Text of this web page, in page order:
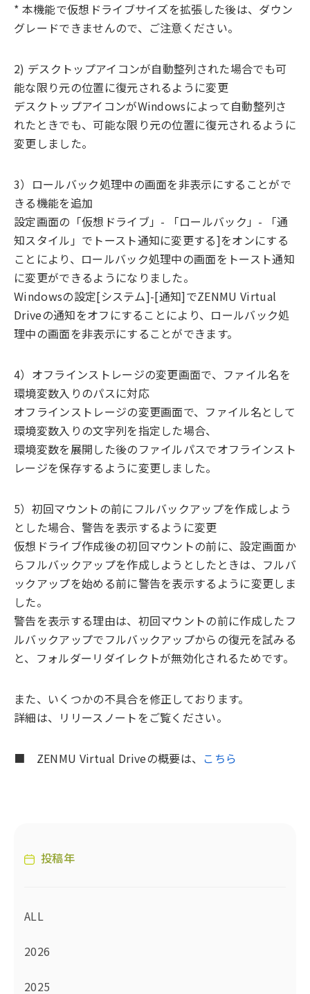
* 本機能で仮想ドライブサイズを拡張した後は、ダウン
グレードできませんので、ご注意ください。
2) デスクトップアイコンが自動整列された場合でも可
能な限り元の位置に復元されるように変更
デスクトップアイコンがWindowsによって自動整列さ
れたときでも、可能な限り元の位置に復元されるように
変更しました。
3）ロールバック処理中の画面を非表示にすることがで
きる機能を追加
設定画面の「仮想ドライブ」- 「ロールバック」- 「通
知スタイル」でトースト通知に変更する]をオンにする
ことにより、ロールバック処理中の画面をトースト通知
に変更ができるようになりました。
Windowsの設定[システム]-[通知]でZENMU Virtual
Driveの通知をオフにすることにより、ロールバック処
理中の画面を非表示にすることができます。
4）オフラインストレージの変更画面で、ファイル名を
環境変数入りのパスに対応
オフラインストレージの変更画面で、ファイル名として
環境変数入りの文字列を指定した場合、
環境変数を展開した後のファイルパスでオフラインスト
レージを保存するように変更しました。
5）初回マウントの前にフルバックアップを作成しよう
とした場合、警告を表示するように変更
仮想ドライブ作成後の初回マウントの前に、設定画面か
らフルバックアップを作成しようとしたときは、フルバ
ックアップを始める前に警告を表示するように変更しま
した。
警告を表示する理由は、初回マウントの前に作成したフ
ルバックアップでフルバックアップからの復元を試みる
と、フォルダーリダイレクトが無効化されるためです。
また、いくつかの不具合を修正しております。
詳細は、リリースノートをご覧ください。
■ ZENMU Virtual Driveの概要は、 こちら
投稿年
ALL
2026
2025